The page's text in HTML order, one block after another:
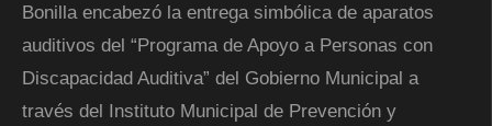
Bonilla encabezó la entrega simbólica de aparatos
auditivos del “Programa de Apoyo a Personas con
Discapacidad Auditiva” del Gobierno Municipal a
través del Instituto Municipal de Prevención y